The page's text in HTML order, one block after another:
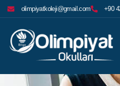
olimpiyatkoleji@gmail.com +90